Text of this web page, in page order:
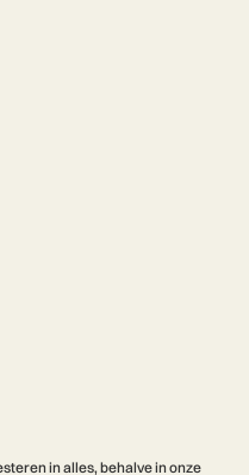
in alles, behalve in onze